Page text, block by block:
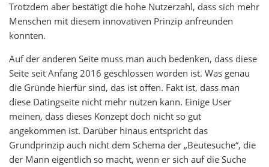
Trotzdem aber bestätigt die hohe Nutzerzahl, dass sich mehr
Menschen mit diesem innovativen Prinzip anfreunden
konnten.
Auf der anderen Seite muss man auch bedenken, dass diese
Seite seit Anfang 2016 geschlossen worden ist. Was genau
die Gründe hierfür sind, das ist offen. Fakt ist, dass man
diese Datingseite nicht mehr nutzen kann. Einige User
meinen, dass dieses Konzept doch nicht so gut
angekommen ist. Darüber hinaus entspricht das
Grundprinzip auch nicht dem Schema der „Beutesuche“, die
der Mann eigentlich so macht, wenn er sich auf die Suche